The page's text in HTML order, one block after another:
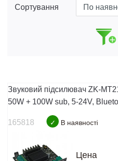
Сортування
Звуковий підсилювач ZK-
50W + 100W sub, 5-24V,
165818 ✓ В наявності
Цена